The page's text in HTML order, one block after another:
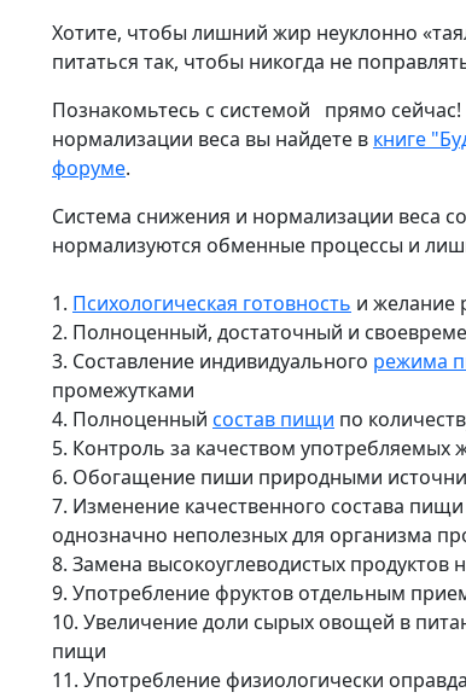
Хотите, чтобы лишний жир неуклонно
питаться так, чтобы никогда не
Познакомьтесь с системой прямо
нормализации веса вы найдете в книге
форуме.
Система снижения и нормализации веса
нормализуются обменные процессы и
1. Психологическая готовность и желание
2. Полноценный, достаточный и
3. Составление индивидуального режима
промежутками
4. Полноценный состав пищи по
5. Контроль за качеством употребляемых
6. Обогащение пиши природными
7. Изменение качественного состава
однозначно неполезных для организма
8. Замена высокоуглеводистых продуктов
9. Употребление фруктов отдельным
10. Увеличение доли сырых овощей в
пищи
11. Употребление физиологически